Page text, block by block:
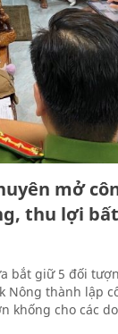
mở
thu lợi
bắt giữ 5 đối
Nông thành lập
khống cho các